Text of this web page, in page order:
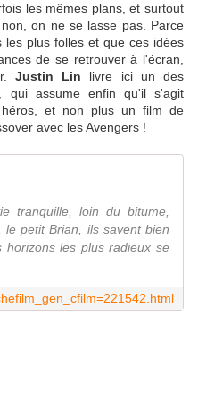
les mêmes plans, et surtout
on ne se lasse pas. Parce
plus folles et que ces idées
de se retrouver à l'écran,
Justin Lin livre ici un des
qui assume enfin qu'il s'agit
et non plus un film de
avec les Avengers !
tranquille, loin du bitume,
petit Brian, ils savent bien
les plus radieux se